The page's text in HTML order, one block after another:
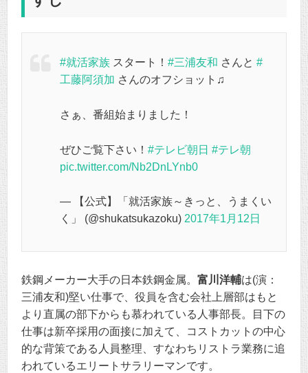
#就活家族 スタート！ #三浦友和 さんと #
工藤阿須加 さんのオフショット♫
さぁ、番組始まりました！
ぜひご覧下さい！ #テレビ朝日 #テレ朝
pic.twitter.com/Nb2DnLYnb0
— 【公式】「就活家族～きっと、うまくい
く」 (@shukatsukazoku) 2017年1月12日
鉄鋼メーカー大手の日本鉄鋼金属。 富川洋輔は(演：
三浦友和)堅い仕事で、役員を含む会社上層部はもと
より直属の部下からも慕われている人事部長。目下の
仕事は新卒採用の面接に加えて、コストカットの中心
的な背策である人員整理、すなわちリストラ業務に追
われているエリートサラリーマンです。